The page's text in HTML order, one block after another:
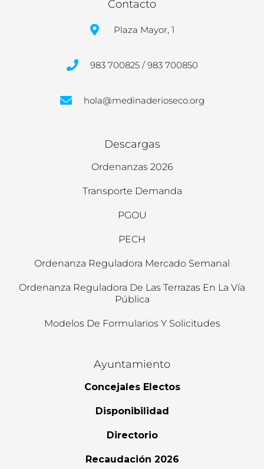
Contacto
Plaza Mayor, 1
983 700825 / 983 700850
hola@medinaderioseco.org
Descargas
Ordenanzas 2026
Transporte Demanda
PGOU
PECH
Ordenanza Reguladora Mercado Semanal
Ordenanza Reguladora De Las Terrazas En La Vía
Pública
Modelos De Formularios Y Solicitudes
Ayuntamiento
Concejales Electos
Disponibilidad
Directorio
Recaudación 2026